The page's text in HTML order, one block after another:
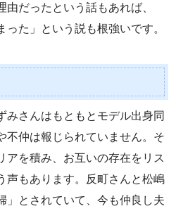
だったという話もあれば、
った」という説も根強いです。
みさんはもともとモデル出身同
不仲は報じられていません。そ
アを積み、お互いの存在をリス
声もあります。反町さんと松嶋
」とされていて、今も仲良し夫